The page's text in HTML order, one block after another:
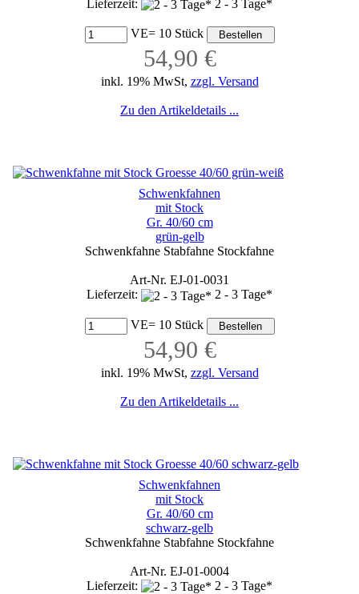
Lieferzeit: 2 - 3 Tage*
VE= 10 Stück
54,90 €
inkl. 19% MwSt, zzgl. Versand
Zu den Artikeldetails ...
Schwenkfahnen
mit Stock
Gr. 40/60 cm
grün-gelb
Schwenkfahne Stabfahne Stockfahne
Art-Nr. EJ-01-0031
Lieferzeit:
2 - 3 Tage*
VE= 10 Stück
54,90 €
inkl. 19% MwSt, zzgl. Versand
Zu den Artikeldetails ...
Schwenkfahnen
mit Stock
Gr. 40/60 cm
schwarz-gelb
Schwenkfahne Stabfahne Stockfahne
Art-Nr. EJ-01-0004
Lieferzeit:
2 - 3 Tage*